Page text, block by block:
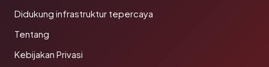
Didukung infrastruktur tepercaya
Tentang
Kebijakan Privasi